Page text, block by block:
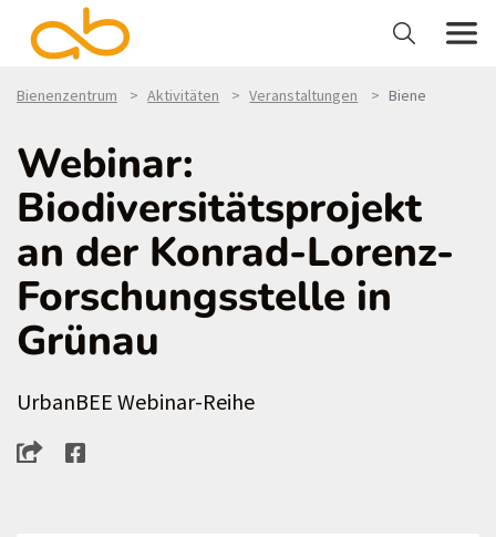
Bienenzentrum Aktivitäten Veranstaltungen Biene
Webinar:
Biodiversitätsprojekt
an der Konrad-Lorenz-
Forschungsstelle in
Grünau
UrbanBEE Webinar-Reihe